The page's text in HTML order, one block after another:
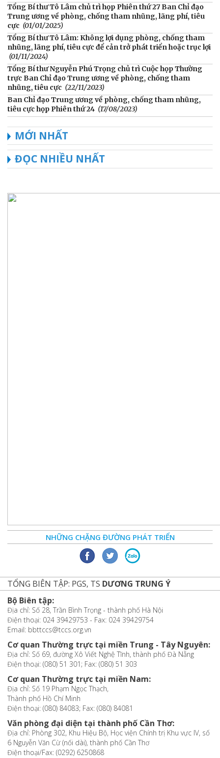
Tổng Bí thư Tô Lâm chủ trì họp Phiên thứ 27 Ban Chỉ đạo
Trung ương về phòng, chống tham nhũng, lãng phí, tiêu
cực (01/01/2025)
Tổng Bí thư Tô Lâm: Không lợi dụng phòng, chống tham
nhũng, lãng phí, tiêu cực để cản trở phát triển hoặc trục lợi
(01/11/2024)
Tổng Bí thư Nguyễn Phú Trọng chủ trì Cuộc họp Thường
trực Ban Chỉ đạo Trung ương về phòng, chống tham
nhũng, tiêu cực (22/11/2023)
Ban Chỉ đạo Trung ương về phòng, chống tham nhũng,
tiêu cực họp Phiên thứ 24 (17/08/2023)
MỚI NHẤT
ĐỌC NHIỀU NHẤT
NHỮNG CHẶNG ĐƯỜNG PHÁT TRIỂN
TỔNG BIÊN TẬP: PGS, TS DƯƠNG TRUNG Ý
Bộ Biên tập:
Địa chỉ: Số 28, Trần Bình Trọng - thành phố Hà Nội
Điện thoại: 024 39429753 - Fax: 024 39429754
Email: bbttccs@tccs.org.vn
Cơ quan Thường trực tại miền Trung - Tây Nguyên:
Địa chỉ: Số 69, đường Xô Viết Nghệ Tĩnh, thành phố Đà Nẵng
Điện thoại: (080) 51 301; Fax: (080) 51 303
Cơ quan Thường trực tại miền Nam:
Địa chỉ: Số 19 Phạm Ngọc Thạch,
Thành phố Hồ Chí Minh
Điện thoại: (080) 84083; Fax: (080) 84081
Văn phòng đại diện tại thành phố Cần Thơ:
Địa chỉ: Phòng 302, Khu Hiệu Bộ, Học viện Chính trị Khu vực IV, số
6 Nguyễn Văn Cừ (nối dài), thành phố Cần Thơ
Điện thoại/Fax: (0292) 6250868